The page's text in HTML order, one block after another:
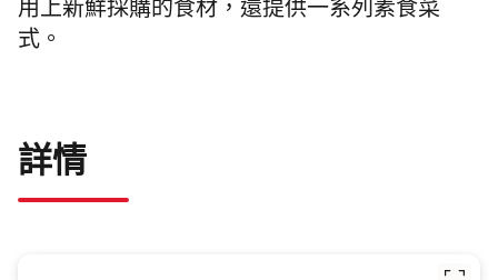
用上新鮮採購的食材，還提供一系列素食菜
式。
詳情